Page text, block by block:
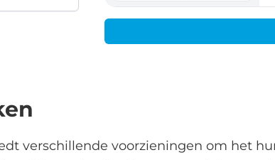
verschillende voorzieningen om het